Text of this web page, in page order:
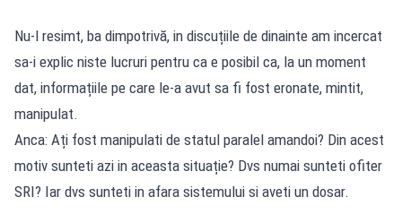
Nu-l resimt, ba dimpotrivă, in discuțiile de dinainte am incercat
sa-i explic niste lucruri pentru ca e posibil ca, la un moment
dat, informațiile pe care le-a avut sa fi fost eronate, mintit,
manipulat.
Anca: Ați fost manipulati de statul paralel amandoi? Din acest
motiv sunteti azi in aceasta situație? Dvs numai sunteti ofiter
SRI? Iar dvs sunteti in afara sistemului si aveti un dosar.